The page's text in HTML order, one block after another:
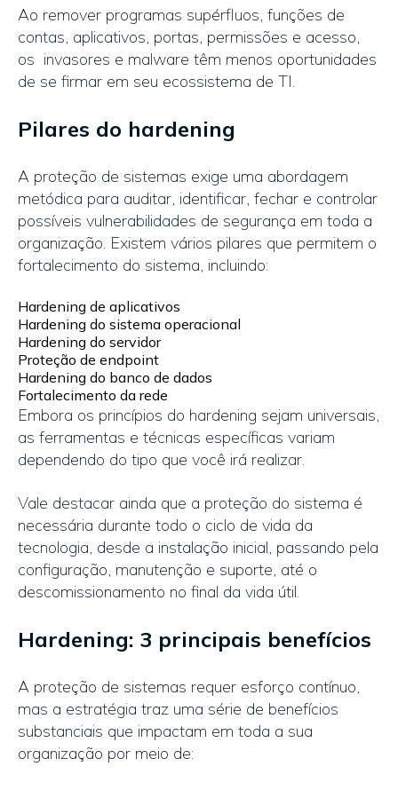
Ao remover programas supérfluos, funções de
contas, aplicativos, portas, permissões e acesso,
os invasores e malware têm menos oportunidades
de se firmar em seu ecossistema de TI.
Pilares do hardening
A proteção de sistemas exige uma abordagem
metódica para auditar, identificar, fechar e controlar
possíveis vulnerabilidades de segurança em toda a
organização. Existem vários pilares que permitem o
fortalecimento do sistema, incluindo:
Hardening de aplicativos
Hardening do sistema operacional
Hardening do servidor
Proteção de endpoint
Hardening do banco de dados
Fortalecimento da rede
Embora os princípios do hardening sejam universais,
as ferramentas e técnicas específicas variam
dependendo do tipo que você irá realizar.
Vale destacar ainda que a proteção do sistema é
necessária durante todo o ciclo de vida da
tecnologia, desde a instalação inicial, passando pela
configuração, manutenção e suporte, até o
descomissionamento no final da vida útil.
Hardening: 3 principais benefícios
A proteção de sistemas requer esforço contínuo,
mas a estratégia traz uma série de benefícios
substanciais que impactam em toda a sua
organização por meio de: